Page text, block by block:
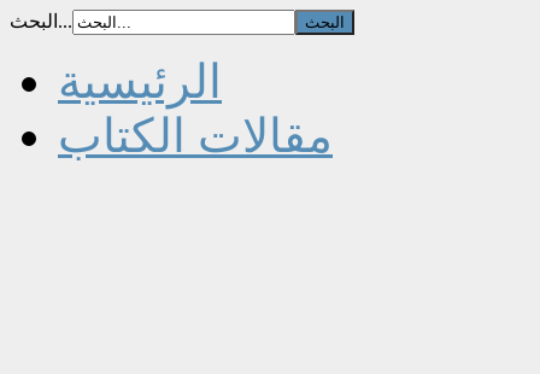
البحث...
الرئيسية
مقالات الكتاب